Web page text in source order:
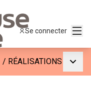
Se connecter
/ RÉALISATIONS